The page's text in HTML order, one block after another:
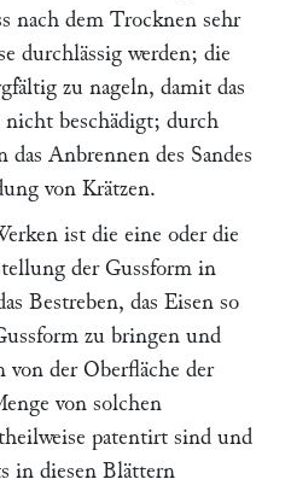
nach dem Trocknen sehr
durchlässig werden; die
zu nageln, damit das
nicht beschädigt; durch
das Anbrennen des Sandes
von Krätzen.
ist die eine oder die
der Gussform in
Bestreben, das Eisen so
zu bringen und
der Oberfläche der
von solchen
patentirt sind und
in diesen Blättern